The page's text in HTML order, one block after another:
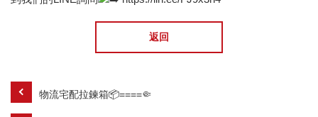
返回
物流宅配拉鍊箱📦====🤏